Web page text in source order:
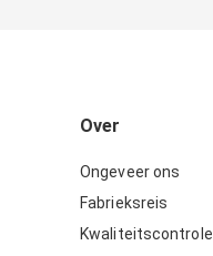
Over
Ongeveer ons
Fabrieksreis
Kwaliteitscontrole